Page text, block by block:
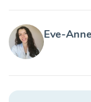
Eve-